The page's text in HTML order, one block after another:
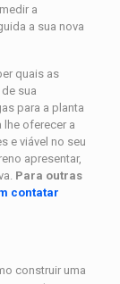
a
a sua nova
quais as
sua
para a planta
lhe oferecer a
e viável no seu
apresentar,
Para outras
contatar
construir uma